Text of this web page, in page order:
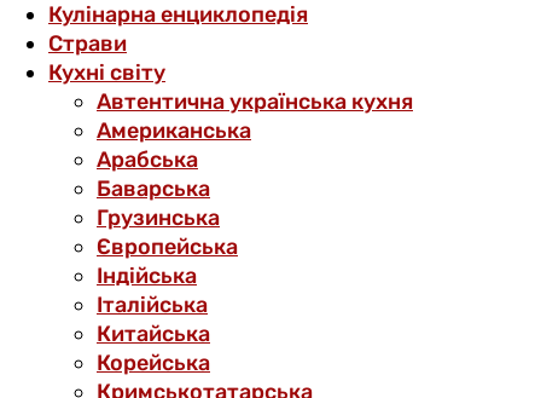
Кулінарна енциклопедія
Страви
Кухні світу
Автентична українська кухня
Американська
Арабська
Баварська
Грузинська
Європейська
Індійська
Італійська
Китайська
Корейська
Кримськотатарська